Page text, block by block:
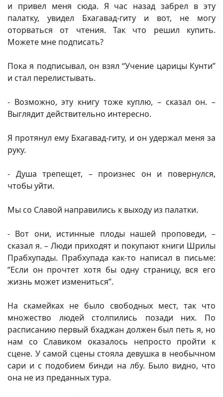
и привел меня сюда. Я час назад забрел в эту
палатку, увидел Бхагавад-гиту и вот, не могу
оторваться от чтения. Так что решил купить.
Можете мне подписать?
Пока я подписывал, он взял “Учение царицы Кунти”
и стал перелистывать.
- Возможно, эту книгу тоже куплю, – сказал он. –
Выглядит действительно интересно.
Я протянул ему Бхагавад-гиту, и он удержал меня за
руку.
- Душа трепещет, – произнес он и повернулся,
чтобы уйти.
Мы со Славой направились к выходу из палатки.
- Вот они, истинные плоды нашей проповеди, –
сказал я. – Люди приходят и покупают книги Шрилы
Прабхупады. Прабхупада как-то написал в письме:
“Если он прочтет хотя бы одну страницу, вся его
жизнь может измениться”.
На скамейках не было свободных мест, так что
множество людей столпились позади них. По
расписанию первый бхаджан должен был петь я, но
нам со Славиком оказалось непросто пройти к
сцене. У самой сцены стояла девушка в необычном
сари и с подобием бинди на лбу. Было видно, что
она не из преданных тура.